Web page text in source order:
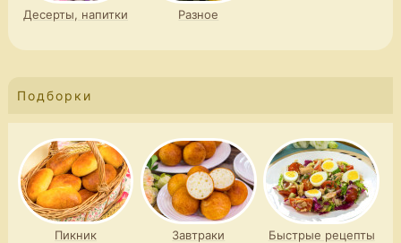
Десерты, напитки Разное
Подборки
Пикник Завтраки Быстрые рецепты